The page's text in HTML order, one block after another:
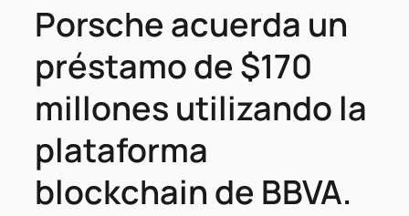
Porsche acuerda un
préstamo de $170
millones utilizando la
plataforma
blockchain de BBVA.